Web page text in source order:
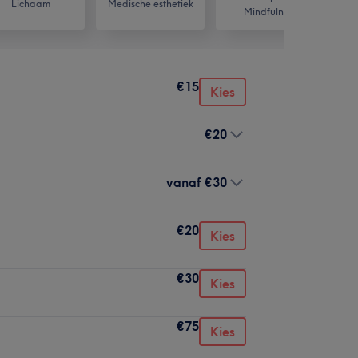
Lichaam Medische esthetiek
Mindfulness
€15 Kies
€20
vanaf €30
€20 Kies
€30 Kies
€75 Kies